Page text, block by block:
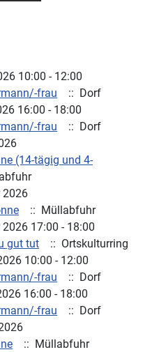
10:00 - 12:00
frau
:: Dorf
16:00 - 18:00
frau
:: Dorf
(14-tägig und 4-
2026
:: Müllabfuhr
17:00 - 18:00
gut tut
:: Ortskulturring
10:00 - 12:00
frau
:: Dorf
16:00 - 18:00
frau
:: Dorf
:: Müllabfuhr